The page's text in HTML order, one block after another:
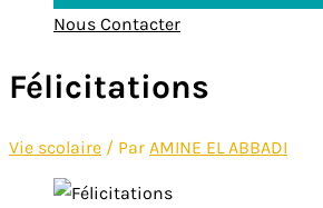
Nous Contacter
Félicitations
Vie scolaire / Par AMINE EL ABBADI